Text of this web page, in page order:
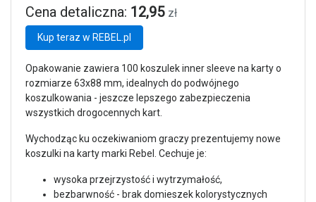
Cena detaliczna: 12,95 zł
Kup teraz w REBEL.pl
Opakowanie zawiera 100 koszulek inner sleeve na karty o
rozmiarze 63x88 mm, idealnych do podwójnego
koszulkowania - jeszcze lepszego zabezpieczenia
wszystkich drogocennych kart.
Wychodząc ku oczekiwaniom graczy prezentujemy nowe
koszulki na karty marki Rebel. Cechuje je:
wysoka przejrzystość i wytrzymałość,
bezbarwność - brak domieszek kolorystycznych